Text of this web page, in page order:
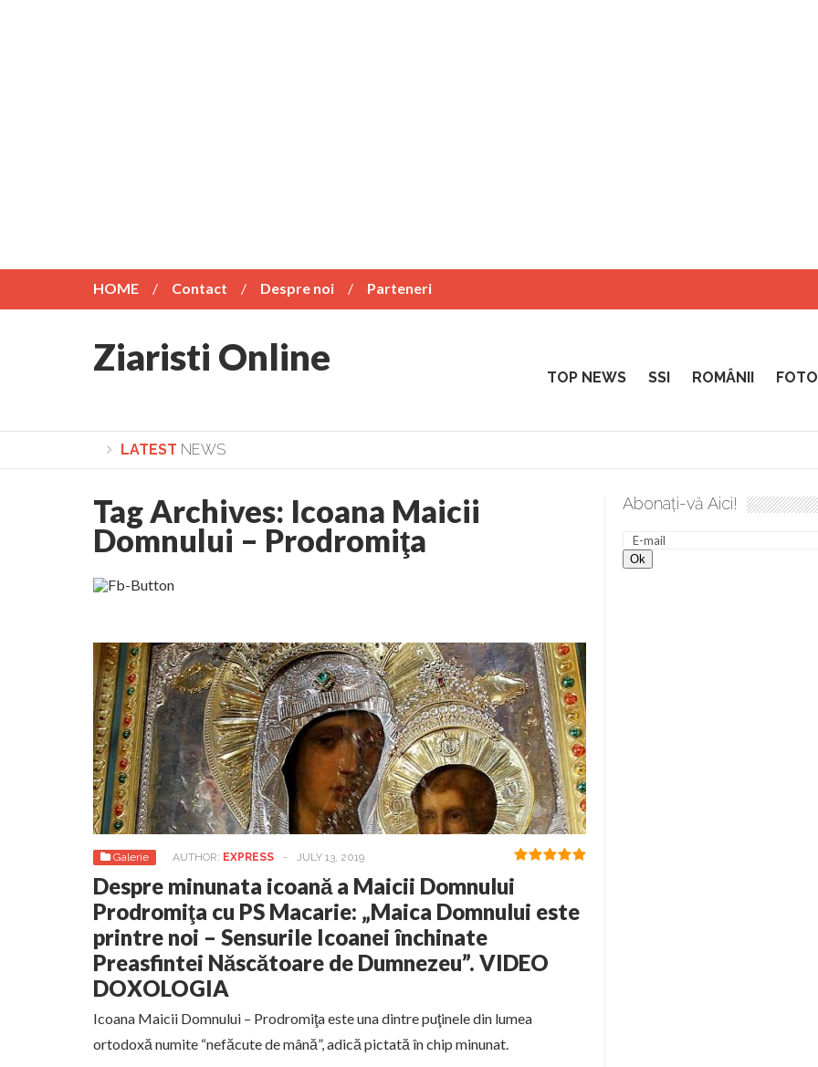
HOME Contact Despre noi Parteneri
Ziaristi Online TOP NEWS SSI ROMÂNII
LATEST NEWS
Lepădarea de sine și urmarea lui Hristos. Calea spre desăvârșire. Gând de duminică de Elena Solunca Moise
Tag Archives: Icoana Maicii
Domnului – Prodromiţa
Galerie AUTHOR: EXPRESS - JULY 13, 2019
Despre minunata icoană a Maicii Domnului
Prodromiţa cu PS Macarie: „Maica Domnului este
printre noi – Sensurile Icoanei închinate
Preasfintei Născătoare de Dumnezeu”. VIDEO
DOXOLOGIA
Icoana Maicii Domnului – Prodromiţa este una dintre puţinele din lumea
ortodoxă numite “nefăcute de mână”, adică pictată în chip minunat.
Abonați-vă Aici!